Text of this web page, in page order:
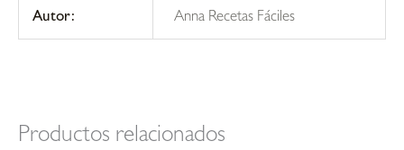
Autor: Anna Recetas Fáciles
Productos relacionados